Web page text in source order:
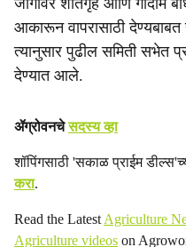
जागांवर शीतगृह आणि गोदाम
आकारून वापरासाठी
त्यानुसार पुढील समिती सभेत
देण्यात आले.
ॲग्रोवनचेसदस्य व्हा
शॉपिंगसाठी 'सकाळ प्राईम
करा.
Read the Latest Agriculture
Agriculture videos on